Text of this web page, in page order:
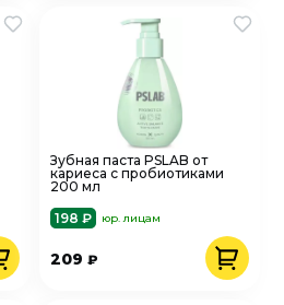
Зубная паста PSLAB от
кариеса с пробиотиками
200 мл
198 ₽
юр. лицам
209₽